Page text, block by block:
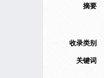
摘要
收录类别
关键词